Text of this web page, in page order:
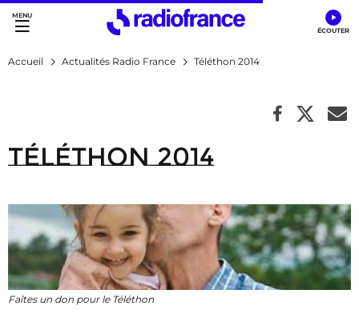
Accès direct :
Menu principal
Contenu
Accueil Actualités Radio France Téléthon 2014
Téléthon 2014
Faîtes un don pour le Téléthon